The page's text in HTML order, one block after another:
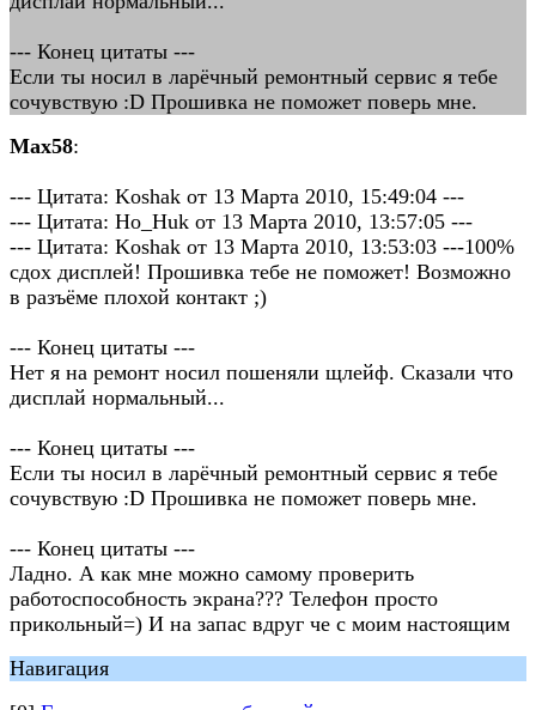
--- Конец цитаты ---
Если ты носил в ларёчный ремонтный сервис я тебе
сочувствую :D Прошивка не поможет поверь мне.
Max58:
--- Цитата: Koshak от 13 Марта 2010, 15:49:04 ---
--- Цитата: Ho_Huk от 13 Марта 2010, 13:57:05 ---
--- Цитата: Koshak от 13 Марта 2010, 13:53:03 ---100%
сдох дисплей! Прошивка тебе не поможет! Возможно
в разъёме плохой контакт ;)
--- Конец цитаты ---
Нет я на ремонт носил пошеняли щлейф. Сказали что
дисплай нормальный...
--- Конец цитаты ---
Если ты носил в ларёчный ремонтный сервис я тебе
сочувствую :D Прошивка не поможет поверь мне.
--- Конец цитаты ---
Ладно. А как мне можно самому проверить
работоспособность экрана??? Телефон просто
прикольный=) И на запас вдруг че с моим настоящим
Навигация